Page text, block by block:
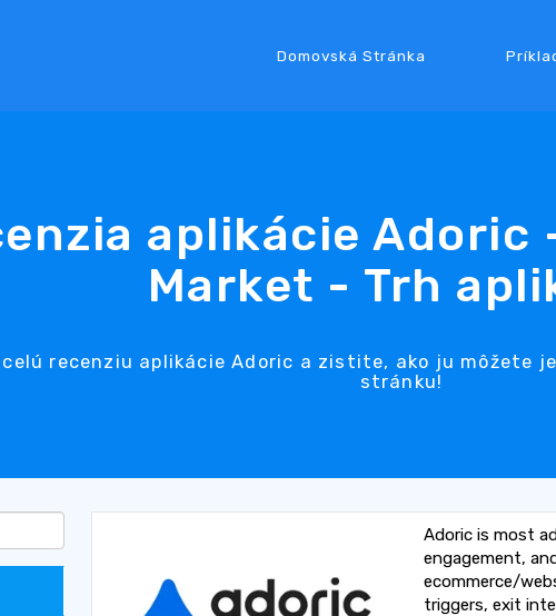
Domovská Stránka
aplikácie Adoric
Market - Trh
recenziu aplikácie Adoric a zistite, ako ju môžete
stránku!
Adoric is most
engagement,
ecommerce/
triggers, exit